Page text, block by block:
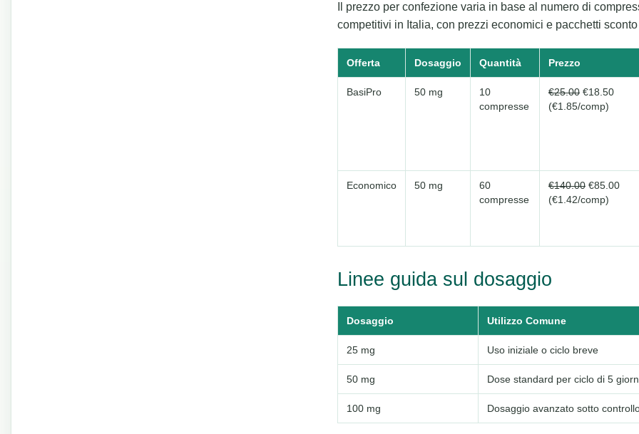
Il prezzo per confezione varia in base al numero di
competitivi in Italia, con prezzi economici e pacchetti
Offerta Dosaggio Quantità Prezzo
BasiPro 50 mg
10
compresse
€25.00 €18.50
(€1.85/comp)
Economico 50 mg
60
compresse
€140.00 €85.00
(€1.42/comp)
Linee guida sul dosaggio
Dosaggio Utilizzo Comune
25 mg Uso iniziale o ciclo breve
50 mg Dose standard per ciclo di 5
100 mg Dosaggio avanzato sotto